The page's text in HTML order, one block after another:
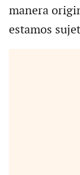
manera
estamos